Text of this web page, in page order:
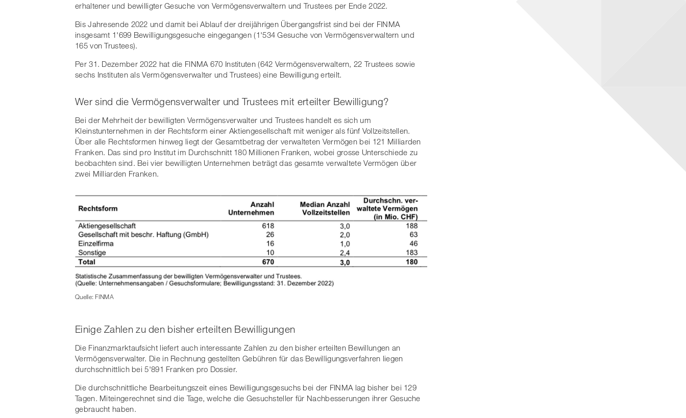
erhaltener und bewilligter Gesuche von Vermögensverwaltern und Trustees per Ende 2022.
Bis Jahresende 2022 und damit bei Ablauf der dreijährigen Übergangsfrist sind bei der FINMA
insgesamt 1'699 Bewilligungsgesuche eingegangen (1'534 Gesuche von Vermögensverwaltern und
165 von Trustees).
Per 31. Dezember 2022 hat die FINMA 670 Instituten (642 Vermögensverwaltern, 22 Trustees sowie
sechs Instituten als Vermögensverwalter und Trustees) eine Bewilligung erteilt.
Wer sind die Vermögensverwalter und Trustees mit erteilter Bewilligung?
Bei der Mehrheit der bewilligten Vermögensverwalter und Trustees handelt es sich um
Kleinstunternehmen in der Rechtsform einer Aktiengesellschaft mit weniger als fünf Vollzeitstellen.
Über alle Rechtsformen hinweg liegt der Gesamtbetrag der verwalteten Vermögen bei 121 Milliarden
Franken. Das sind pro Institut im Durchschnitt 180 Millionen Franken, wobei grosse Unterschiede zu
beobachten sind. Bei vier bewilligten Unternehmen beträgt das gesamte verwaltete Vermögen über
zwei Milliarden Franken.
Quelle: FINMA
Einige Zahlen zu den bisher erteilten Bewilligungen
Die Finanzmarktaufsicht liefert auch interessante Zahlen zu den bisher erteilten Bewillungen an
Vermögensverwalter. Die in Rechnung gestellten Gebühren für das Bewilligungsverfahren liegen
durchschnittlich bei 5'891 Franken pro Dossier.
Die durchschnittliche Bearbeitungszeit eines Bewilligungsgesuchs bei der FINMA lag bisher bei 129
Tagen. Miteingerechnet sind die Tage, welche die Gesuchsteller für Nachbesserungen ihrer Gesuche
gebraucht haben.